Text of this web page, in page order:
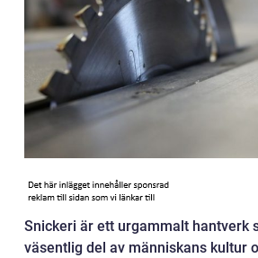
Snickeri är ett urgammalt hantverk
väsentlig del av människans kultur